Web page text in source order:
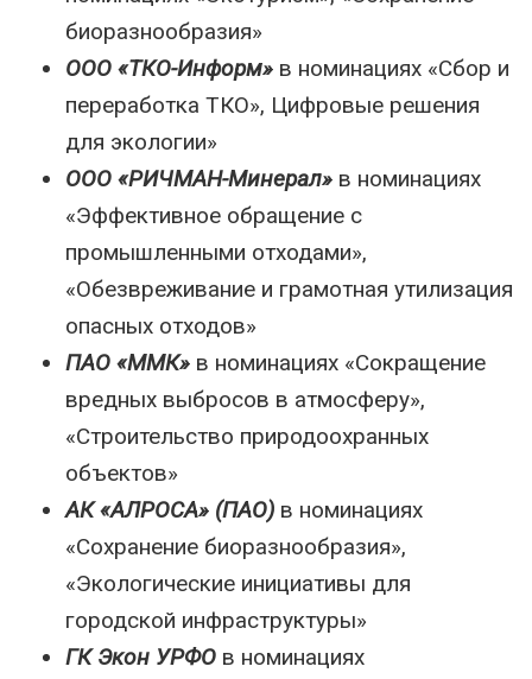
биоразнообразия»
ООО «ТКО-Информ» в номинациях «Сбор и
переработка ТКО», Цифровые решения
для экологии»
ООО «РИЧМАН-Минерал» в номинациях
«Эффективное обращение с
промышленными отходами»,
«Обезвреживание и грамотная утилизация
опасных отходов»
ПАО «ММК» в номинациях «Сокращение
вредных выбросов в атмосферу»,
«Строительство природоохранных
объектов»
АК «АЛРОСА» (ПАО) в номинациях
«Сохранение биоразнообразия»,
«Экологические инициативы для
городской инфраструктуры»
ГК Экон УРФО в номинациях